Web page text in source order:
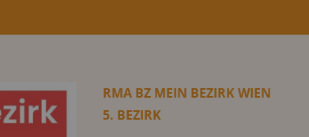
RMA BZ MEIN BEZIRK WIEN
5. BEZIRK